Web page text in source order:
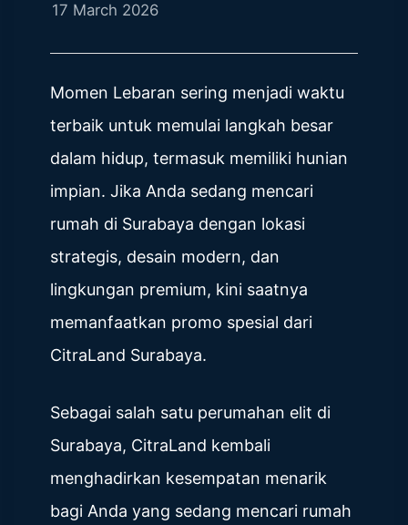
17 March 2026
Momen Lebaran sering menjadi waktu
terbaik untuk memulai langkah besar
dalam hidup, termasuk memiliki hunian
impian. Jika Anda sedang mencari
rumah di Surabaya dengan lokasi
strategis, desain modern, dan
lingkungan premium, kini saatnya
memanfaatkan promo spesial dari
CitraLand Surabaya.
Sebagai salah satu perumahan elit di
Surabaya, CitraLand kembali
menghadirkan kesempatan menarik
bagi Anda yang sedang mencari rumah